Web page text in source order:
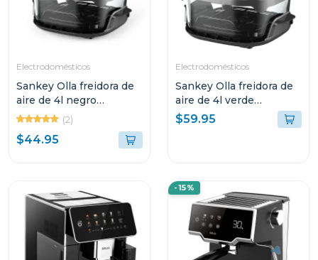
Electrodomésticos
Sankey Olla freidora de
aire de 4l negro
frw4057gb
(2)
$44.95
Electrodomésticos
Sankey Olla freidora de
aire de 4l verde
frw4058gg
$59.95
-15%